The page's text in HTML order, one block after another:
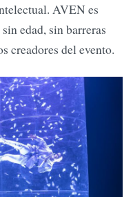
AVEN es
edad, sin barreras
creadores del evento.